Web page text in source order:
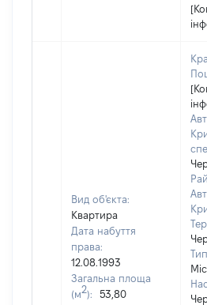
Вид об'єкта:
Квартира
Дата набуття
права:
12.08.1993
Загальна площа
(м2):
53,80